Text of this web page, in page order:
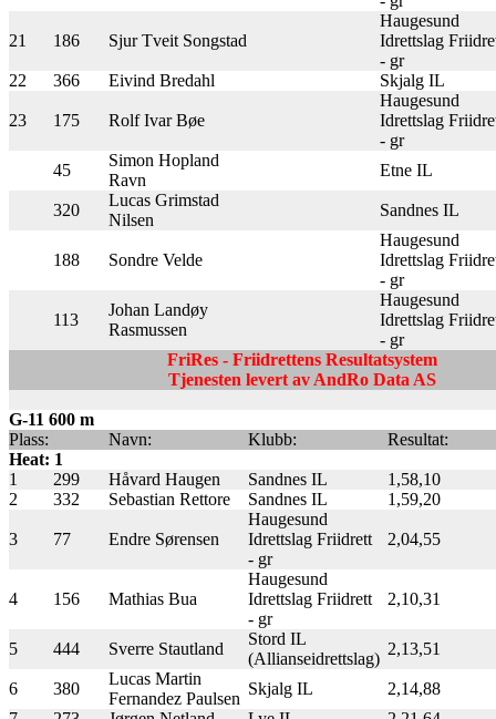
21 186 Sjur Tveit Songstad
Haugesund
Idrettslag
- gr
22
366 Eivind Bredahl Skjalg IL
23 175 Rolf Ivar Bøe
Haugesund
Idrettslag
- gr
45
Simon Hopland
Ravn
Etne IL
320
Lucas Grimstad
Nilsen
Sandnes IL
188 Sondre Velde
Haugesund
Idrettslag
- gr
113
Johan Landøy
Rasmussen
Haugesund
Idrettslag
- gr
FriRes - Friidrettens Resultatsystem
Tjenesten levert av AndRo Data AS
G-11 600 m
Plass:
Navn: Klubb:
Resultat:
Heat: 1
1
299 Håvard Haugen Sandnes IL
1,58,10
2
332 Sebastian Rettore Sandnes IL 1,59,20
3 77 Endre Sørensen
Haugesund
Idrettslag Friidrett
- gr
2,04,55
4 156 Mathias Bua
Haugesund
Idrettslag Friidrett
- gr
2,10,31
5 444 Sverre Stautland
Stord IL
(Allianseidrettslag)
2,13,51
6 380
Lucas Martin
Fernandez Paulsen
Skjalg IL
2,14,88